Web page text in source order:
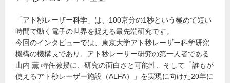
「アト秒レーザー科学」は、100京分の1秒という極めて短い
時間で動く電子の世界を捉える最先端研究です。
今回のインタビューでは、東京大学アト秒レーザー科学研究
機構の機構長であり、アト秒レーザー研究の第一人者である
山内 薫 特任教授に、研究の面白さと可能性、そして「誰もが
使えるアト秒レーザー施設（ALFA）」を実現に向けた20年に